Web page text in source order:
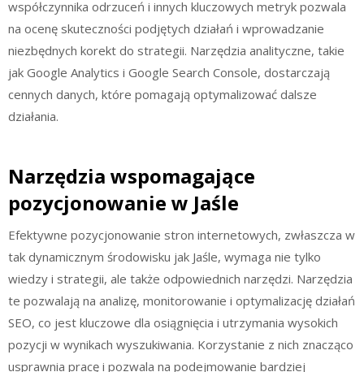
współczynnika odrzuceń i innych kluczowych metryk pozwala
na ocenę skuteczności podjętych działań i wprowadzanie
niezbędnych korekt do strategii. Narzędzia analityczne, takie
jak Google Analytics i Google Search Console, dostarczają
cennych danych, które pomagają optymalizować dalsze
działania.
Narzędzia wspomagające
pozycjonowanie w Jaśle
Efektywne pozycjonowanie stron internetowych, zwłaszcza w
tak dynamicznym środowisku jak Jaśle, wymaga nie tylko
wiedzy i strategii, ale także odpowiednich narzędzi. Narzędzia
te pozwalają na analizę, monitorowanie i optymalizację działań
SEO, co jest kluczowe dla osiągnięcia i utrzymania wysokich
pozycji w wynikach wyszukiwania. Korzystanie z nich znacząco
usprawnia pracę i pozwala na podejmowanie bardziej